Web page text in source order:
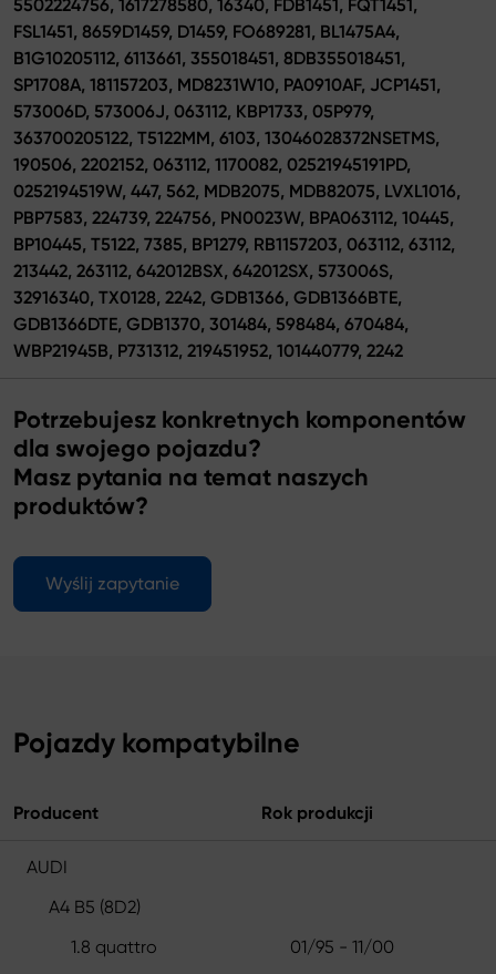
5502224756, 1617278580, 16340, FDB1451, FQT1451,
FSL1451, 8659D1459, D1459, FO689281, BL1475A4,
B1G10205112, 6113661, 355018451, 8DB355018451,
SP1708A, 181157203, MD8231W10, PA0910AF, JCP1451,
573006D, 573006J, 063112, KBP1733, 05P979,
363700205122, T5122MM, 6103, 13046028372NSETMS,
190506, 2202152, 063112, 1170082, 02521945191PD,
0252194519W, 447, 562, MDB2075, MDB82075, LVXL1016,
PBP7583, 224739, 224756, PN0023W, BPA063112, 10445,
BP10445, T5122, 7385, BP1279, RB1157203, 063112, 63112,
213442, 263112, 642012BSX, 642012SX, 573006S,
32916340, TX0128, 2242, GDB1366, GDB1366BTE,
GDB1366DTE, GDB1370, 301484, 598484, 670484,
WBP21945B, P731312, 219451952, 101440779, 2242
Potrzebujesz konkretnych komponentów
dla swojego pojazdu?
Masz pytania na temat naszych
produktów?
Wyślij zapytanie
Pojazdy kompatybilne
Producent Rok produkcji
AUDI
A4 B5 (8D2)
1.8 quattro
01/95 - 11/00